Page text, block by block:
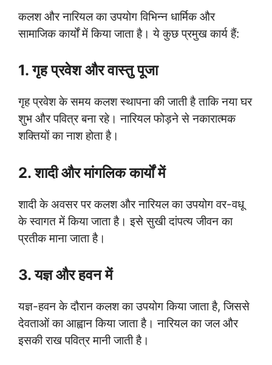
कलश और नारियल का उपयोग विभिन्न धार्मिक और
सामाजिक कार्यों में किया जाता है। ये कुछ प्रमुख कार्य हैं:
1. गृह प्रवेश और वास्तु पूजा
गृह प्रवेश के समय कलश स्थापना की जाती है ताकि नया घर
शुभ और पवित्र बना रहे। नारियल फोड़ने से नकारात्मक
शक्तियों का नाश होता है।
2. शादी और मांगलिक कार्यों में
शादी के अवसर पर कलश और नारियल का उपयोग वर-वधू
के स्वागत में किया जाता है। इसे सुखी दांपत्य जीवन का
प्रतीक माना जाता है।
3. यज्ञ और हवन में
यज्ञ-हवन के दौरान कलश का उपयोग किया जाता है, जिससे
देवताओं का आह्वान किया जाता है। नारियल का जल और
इसकी राख पवित्र मानी जाती है।